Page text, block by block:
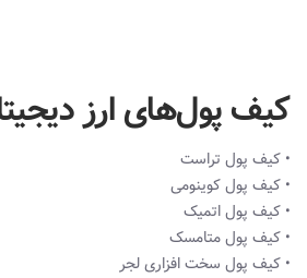
کیف پول‌های ارز
• کیف پول تراست
• کیف پول کوینومی
• کیف پول اتمیک
• کیف پول متامسک
• کیف پول سخت افزاری لجر